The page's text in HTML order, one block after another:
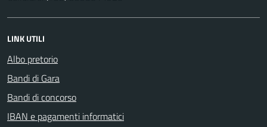
LINK UTILI
Albo pretorio
Bandi di Gara
Bandi di concorso
IBAN e pagamenti informatici